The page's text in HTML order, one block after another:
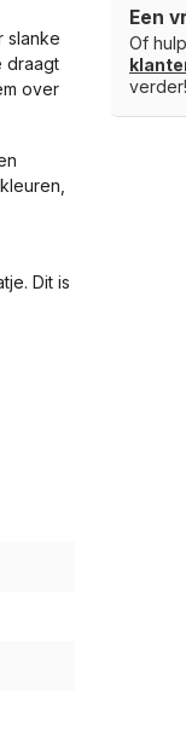
slanke
draagt
over
Dit is
Een
Of
verder!